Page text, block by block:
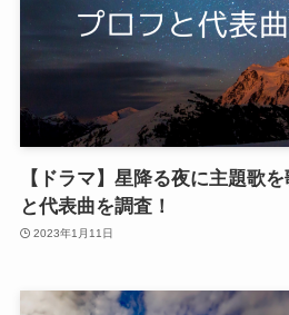
【ドラマ】星降る夜に主題歌
と代表曲を調査！
2023年1月11日